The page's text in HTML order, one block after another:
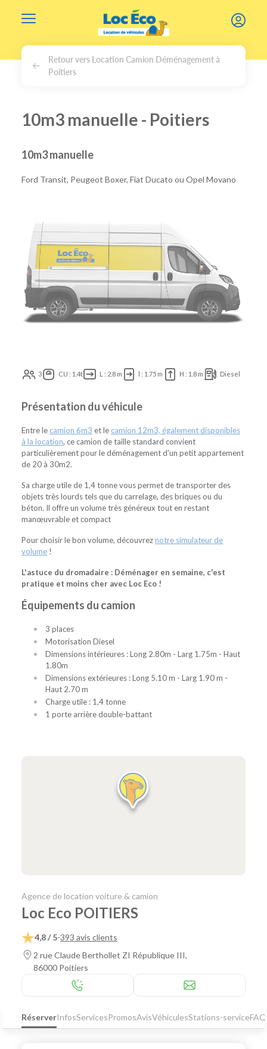
Retour vers Location Camion Déménagement à
Poitiers
10m3 manuelle - Poitiers
10m3 manuelle
Ford Transit, Peugeot Boxer, Fiat Ducato ou Opel Movano
3 CU : 1.4t L : 2.8 m l : 1.75 m H : 1.8 m Diesel
Présentation du véhicule
Entre le camion 6m3 et le camion 12m3, également disponibles
à la location, ce camion de taille standard convient
particulièrement pour le déménagement d'un petit appartement
de 20 à 30m2.
Sa charge utile de 1,4 tonne vous permet de transporter des
objets très lourds tels que du carrelage, des briques ou du
béton. Il offre un volume très généreux tout en restant
manœuvrable et compact
Pour choisir le bon volume, découvreznotre simulateur de
volume !
L'astuce du dromadaire : Déménager en semaine, c'est
pratique et moins cher avec Loc Eco !
Équipements du camion
3 places
Motorisation Diesel
Dimensions intérieures : Long 2.80m - Larg 1.75m - Haut
1.80m
Dimensions extérieures : Long 5.10 m - Larg 1.90 m -
Haut 2.70 m
Charge utile : 1,4 tonne
1 porte arrière double-battant
Agence de location voiture & camion
Loc Eco POITIERS
4,8 / 5-393 avis clients
2 rue Claude Berthollet ZI République III,
86000 Poitiers
RéserverInfosServicesPromosAvisVéhiculesStations-serviceFAQ